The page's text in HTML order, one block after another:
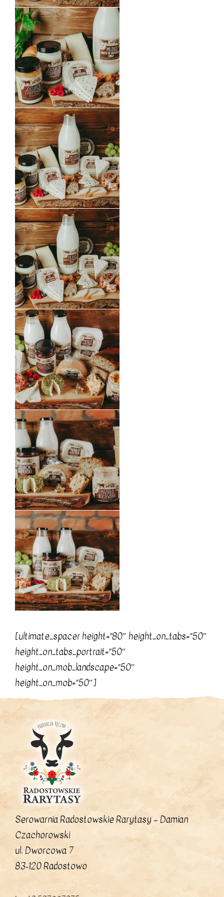
[ultimate_spacer height=”80″ height_on_tabs=”50″
height_on_tabs_portrait=”50″
height_on_mob_landscape=”50″
height_on_mob=”50″]
Serowarnia Radostowskie Rarytasy – Damian
Czachorowski
ul. Dworcowa 7
83-120 Radostowo